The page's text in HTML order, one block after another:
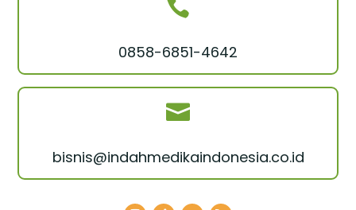

0858-6851-4642

bisnis@indahmedikaindonesia.co.id